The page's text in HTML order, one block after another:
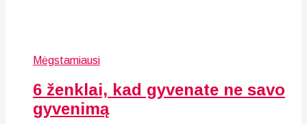
Mėgstamiausi
6 ženklai, kad gyvenate ne savo
gyvenimą